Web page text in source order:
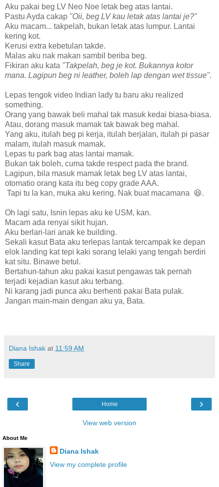
Aku pakai beg LV Neo Noe letak beg atas lantai.
Pastu Ayda cakap "Oii, beg LV kau letak atas lantai je?"
Aku macam... takpelah, bukan letak atas lumpur. Lantai
kering kot.
Kerusi extra kebetulan takde.
Malas aku nak makan sambil beriba beg.
Fikiran aku kata "Takpelah, beg je kot. Bukannya kotor
mana. Lagipun beg ni leather, boleh lap dengan wet tissue".
Lepas tengok video Indian lady tu baru aku realized
something.
Orang yang bawak beli mahal tak masuk kedai biasa-biasa.
Atau, dorang masuk mamak tak bawak beg mahal.
Yang aku, itulah beg pi kerja, itulah berjalan, itulah pi pasar
malam, itulah masuk mamak.
Lepas tu park bag atas lantai mamak.
Bukan tak boleh, cuma takde respect pada the brand.
Lagipun, bila masuk mamak letak beg LV atas lantai,
otomatio orang kata itu beg copy grade AAA.
Tapi tu la kan, muka aku kering. Nak buat macamana 😆.
Oh lagi satu, Isnin lepas aku ke USM, kan.
Macam ada renyai sikit hujan.
Aku berlari-lari anak ke building.
Sekali kasut Bata aku terlepas lantak tercampak ke depan
elok landing kat tepi kaki sorang lelaki yang tengah berdiri
kat situ. Binawe betul.
Bertahun-tahun aku pakai kasut pengawas tak pernah
terjadi kejadian kasut aku terbang.
Ni karang jadi punca aku berhenti pakai Bata pulak.
Jangan main-main dengan aku ya, Bata.
Diana Ishak at 11:59 AM
Share
‹ ›
Home
View web version
About Me
Diana Ishak
View my complete profile